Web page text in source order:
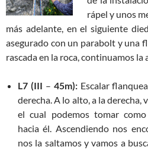
rápel y unos
más adelante, en el siguiente
asegurado con un parabolt y una
rascada en la roca, continuamos la
L7 (III – 45m): Escalar
derecha. A lo alto, a la
el cual podemos tomar
hacia él. Ascendiendo nos
nos la saltamos y vamos a